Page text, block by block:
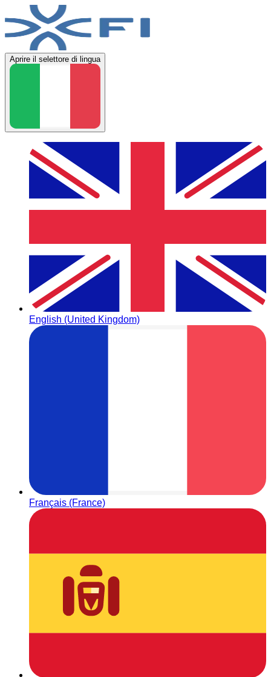
Aprire il selettore di lingua
English (United Kingdom)
Français (France)